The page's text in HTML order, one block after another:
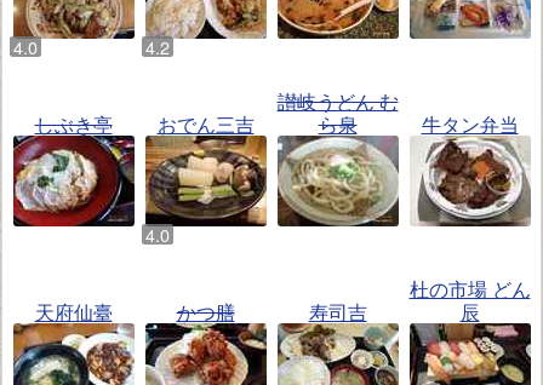
しぶき亭 おでん三吉
讃岐うどん む
ら泉
牛タン弁当
天府仙臺 かつ膳 寿司吉
杜の市場 どん
辰